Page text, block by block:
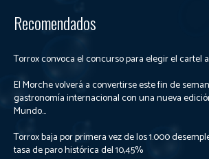
Recomendados
Torrox convoca el concurso para elegir el cartel
El Morche volverá a convertirse este fin de
gastronomía internacional con una nueva
Mundo...
Torrox baja por primera vez de los 1.000
tasa de paro histórica del 10,45%